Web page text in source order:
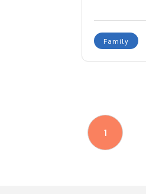
Family
1